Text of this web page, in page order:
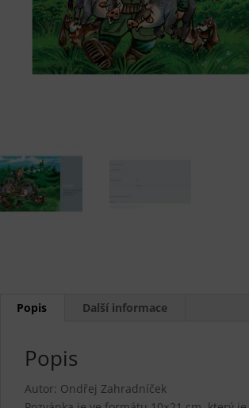
Popis Další informace
Popis
Autor: Ondřej Zahradníček